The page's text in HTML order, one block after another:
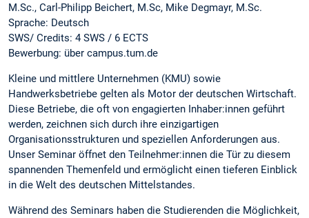
M.Sc., Carl-Philipp Beichert, M.Sc, Mike Degmayr, M.Sc.
Sprache: Deutsch
SWS/ Credits: 4 SWS / 6 ECTS
Bewerbung: über campus.tum.de
Kleine und mittlere Unternehmen (KMU) sowie
Handwerksbetriebe gelten als Motor der deutschen Wirtschaft.
Diese Betriebe, die oft von engagierten Inhaber:innen geführt
werden, zeichnen sich durch ihre einzigartigen
Organisationsstrukturen und speziellen Anforderungen aus.
Unser Seminar öffnet den Teilnehmer:innen die Tür zu diesem
spannenden Themenfeld und ermöglicht einen tieferen Einblick
in die Welt des deutschen Mittelstandes.
Während des Seminars haben die Studierenden die Möglichkeit,